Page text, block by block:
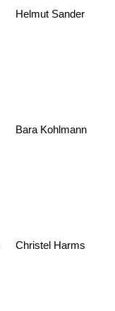
Helmut Sander
Bara Kohlmann
Christel Harms